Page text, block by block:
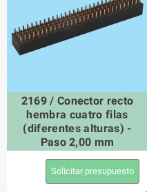
2169 / Conector recto
hembra cuatro filas
(diferentes alturas) -
Paso 2,00 mm
Solicitar presupuesto